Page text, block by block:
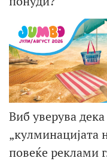
Виб уверува
„кулминацијата
повеќе реклами